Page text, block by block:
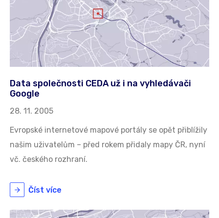
Data společnosti CEDA už i na vyhledávači
Google
28. 11. 2005
Evropské internetové mapové portály se opět přiblížily
našim uživatelům – před rokem přidaly mapy ČR, nyní
vč. českého rozhraní.
Číst více